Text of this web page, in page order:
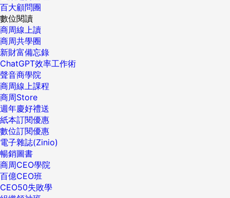
百大顧問團
數位閱讀
商周線上讀
商周共學圈
新財富備忘錄
ChatGPT效率工作術
聲音商學院
商周線上課程
商周Store
週年慶好禮送
紙本訂閱優惠
數位訂閱優惠
電子雜誌(Zinio)
暢銷圖書
商周CEO學院
百億CEO班
CEO50失敗學